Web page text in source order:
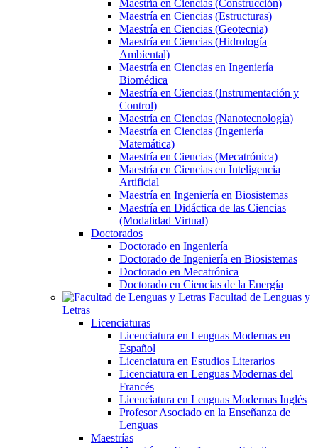
Maestría en Ciencias (Construcción)
Maestría en Ciencias (Estructuras)
Maestría en Ciencias (Geotecnia)
Maestría en Ciencias (Hidrología
Ambiental)
Maestría en Ciencias en Ingeniería
Biomédica
Maestría en Ciencias (Instrumentación y
Control)
Maestría en Ciencias (Nanotecnología)
Maestría en Ciencias (Ingeniería
Matemática)
Maestría en Ciencias (Mecatrónica)
Maestría en Ciencias en Inteligencia
Artificial
Maestría en Ingeniería en Biosistemas
Maestría en Didáctica de las Ciencias
(Modalidad Virtual)
Doctorados
Doctorado en Ingeniería
Doctorado de Ingeniería en Biosistemas
Doctorado en Mecatrónica
Doctorado en Ciencias de la Energía
Facultad de Lenguas y
Letras
Licenciaturas
Licenciatura en Lenguas Modernas en
Español
Licenciatura en Estudios Literarios
Licenciatura en Lenguas Modernas del
Francés
Licenciatura en Lenguas Modernas Inglés
Profesor Asociado en la Enseñanza de
Lenguas
Maestrías